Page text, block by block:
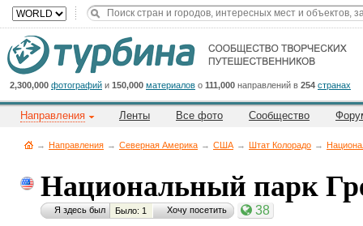
2,300,000 фотографий и 150,000 материалов о 111,000 направлений в 254 странах
Направления Ленты Все фото Сообщество
→ Направления → Северная Америка → CША → Штат Колорадо →
Национальный парк
Я здесь был Было: 1 Хочу посетить 38
Cейчас
на
сайте:
Title
Button